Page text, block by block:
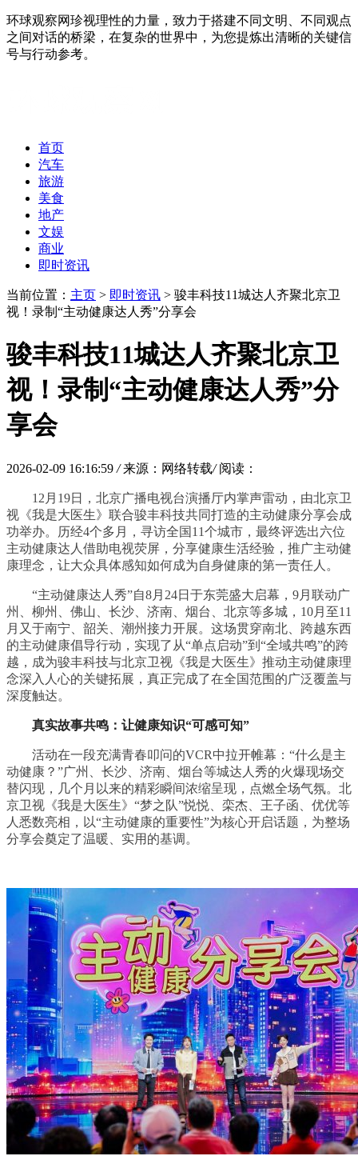
环球观察网珍视理性的力量，致力于搭建不同文明、不同观点
之间对话的桥梁，在复杂的世界中，为您提炼出清晰的关键信
号与行动参考。
首页
汽车
旅游
美食
地产
文娱
商业
即时资讯
当前位置： 主页 > 即时资讯 > 骏丰科技11城达人齐聚北京卫
视！录制“主动健康达人秀”分享会
骏丰科技11城达人齐聚北京卫
视！录制“主动健康达人秀”分
享会
2026-02-09 16:16:59 / 来源：网络转载/ 阅读：
12月19日，北京广播电视台演播厅内掌声雷动，由北京卫
视《我是大医生》联合骏丰科技共同打造的主动健康分享会成
功举办。历经4个多月，寻访全国11个城市，最终评选出六位
主动健康达人借助电视荧屏，分享健康生活经验，推广主动健
康理念，让大众具体感知如何成为自身健康的第一责任人。
“主动健康达人秀”自8月24日于东莞盛大启幕，9月联动广
州、柳州、佛山、长沙、济南、烟台、北京等多城，10月至11
月又于南宁、韶关、潮州接力开展。这场贯穿南北、跨越东西
的主动健康倡导行动，实现了从“单点启动”到“全域共鸣”的跨
越，成为骏丰科技与北京卫视《我是大医生》推动主动健康理
念深入人心的关键拓展，真正完成了在全国范围的广泛覆盖与
深度触达。
真实故事共鸣：让健康知识“可感可知”
活动在一段充满青春叩问的VCR中拉开帷幕：“什么是主
动健康？”广州、长沙、济南、烟台等城达人秀的火爆现场交
替闪现，几个月以来的精彩瞬间浓缩呈现，点燃全场气氛。北
京卫视《我是大医生》“梦之队”悦悦、栾杰、王子函、优优等
人悉数亮相，以“主动健康的重要性”为核心开启话题，为整场
分享会奠定了温暖、实用的基调。